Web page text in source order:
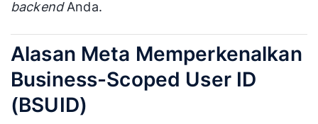
backendAnda.
Alasan Meta Memperkenalkan
Business-Scoped User ID
(BSUID)